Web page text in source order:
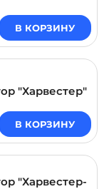
В КОРЗИНУ
"Харвестер"
В КОРЗИНУ
"Харвестер-